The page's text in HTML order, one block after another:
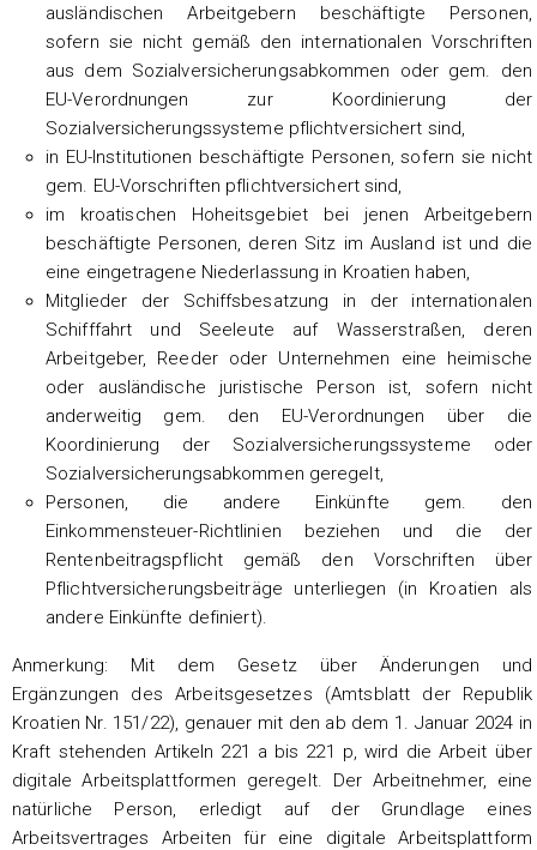
ausländischen Arbeitgebern beschäftigte Personen,
sofern sie nicht gemäß den internationalen Vorschriften
aus dem Sozialversicherungsabkommen oder gem. den
EU-Verordnungen zur Koordinierung der
Sozialversicherungssysteme pflichtversichert sind,
in EU-Institutionen beschäftigte Personen, sofern sie nicht
gem. EU-Vorschriften pflichtversichert sind,
im kroatischen Hoheitsgebiet bei jenen Arbeitgebern
beschäftigte Personen, deren Sitz im Ausland ist und die
eine eingetragene Niederlassung in Kroatien haben,
Mitglieder der Schiffsbesatzung in der internationalen
Schifffahrt und Seeleute auf Wasserstraßen, deren
Arbeitgeber, Reeder oder Unternehmen eine heimische
oder ausländische juristische Person ist, sofern nicht
anderweitig gem. den EU-Verordnungen über die
Koordinierung der Sozialversicherungssysteme oder
Sozialversicherungsabkommen geregelt,
Personen, die andere Einkünfte gem. den
Einkommensteuer-Richtlinien beziehen und die der
Rentenbeitragspflicht gemäß den Vorschriften über
Pflichtversicherungsbeiträge unterliegen (in Kroatien als
andere Einkünfte definiert).
Anmerkung: Mit dem Gesetz über Änderungen und
Ergänzungen des Arbeitsgesetzes (Amtsblatt der Republik
Kroatien Nr. 151/22), genauer mit den ab dem 1. Januar 2024 in
Kraft stehenden Artikeln 221 a bis 221 p, wird die Arbeit über
digitale Arbeitsplattformen geregelt. Der Arbeitnehmer, eine
natürliche Person, erledigt auf der Grundlage eines
Arbeitsvertrages Arbeiten für eine digitale Arbeitsplattform